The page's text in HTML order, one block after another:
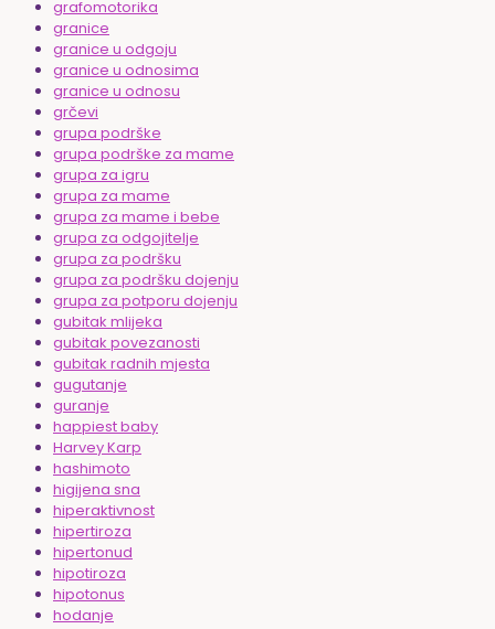
grafomotorika
granice
granice u odgoju
granice u odnosima
granice u odnosu
grčevi
grupa podrške
grupa podrške za mame
grupa za igru
grupa za mame
grupa za mame i bebe
grupa za odgojitelje
grupa za podršku
grupa za podršku dojenju
grupa za potporu dojenju
gubitak mlijeka
gubitak povezanosti
gubitak radnih mjesta
gugutanje
guranje
happiest baby
Harvey Karp
hashimoto
higijena sna
hiperaktivnost
hipertiroza
hipertonud
hipotiroza
hipotonus
hodanje